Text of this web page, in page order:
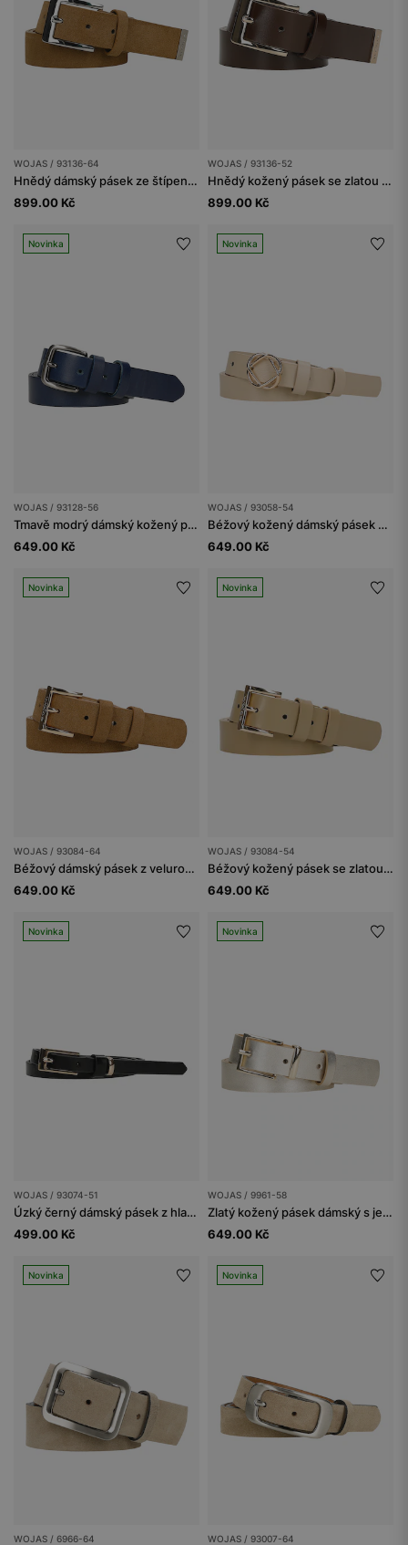
WOJAS / 93136-64
Hnědý dámský pásek ze štípenky
899.00 Kč
WOJAS / 93136-52
Hnědý kožený pásek se zlatou přezkou
899.00 Kč
Novinka
WOJAS / 93128-56
Tmavě modrý dámský kožený pásek se stříbrnou sponou
649.00 Kč
Novinka
WOJAS / 93058-54
Béžový kožený dámský pásek se zlatou přezkou
649.00 Kč
Novinka
WOJAS / 93084-64
Béžový dámský pásek z velurové štípanky
649.00 Kč
Novinka
WOJAS / 93084-54
Béžový kožený pásek se zlatou sponou
649.00 Kč
Novinka
WOJAS / 93074-51
Úzký černý dámský pásek z hladké kůže
499.00 Kč
Novinka
WOJAS / 9961-58
Zlatý kožený pásek dámský s jemnou přezkou
649.00 Kč
Novinka
WOJAS / 6966-64
Novinka
WOJAS / 93007-64